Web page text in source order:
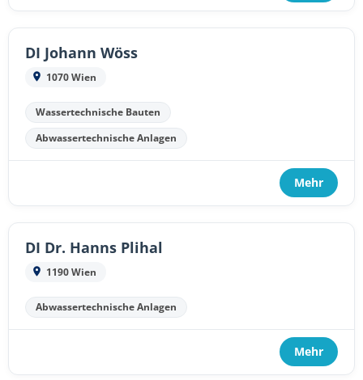
DI Johann Wöss
1070 Wien
Wassertechnische Bauten
Abwassertechnische Anlagen
Mehr
DI Dr. Hanns Plihal
1190 Wien
Abwassertechnische Anlagen
Mehr